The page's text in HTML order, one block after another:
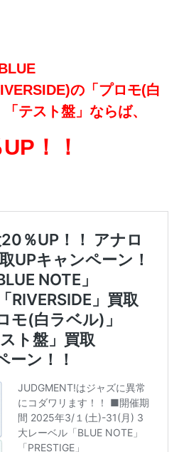
の「プロモ(白
テスト盤」ならば、
！！